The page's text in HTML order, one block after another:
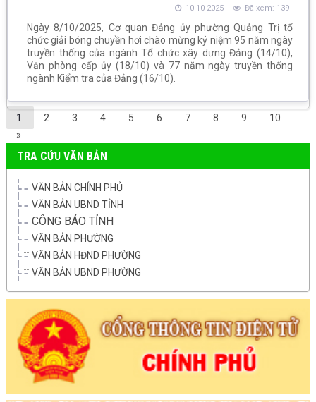
10-10-2025 Đã xem: 139
Ngày 8/10/2025, Cơ quan Đảng ủy phường Quảng Trị tổ
chức giải bóng chuyền hơi chào mừng kỷ niệm 95 năm ngày
truyền thống của ngành Tổ chức xây dưng Đảng (14/10),
Văn phòng cấp ủy (18/10) và 77 năm ngày truyền thống
ngành Kiểm tra của Đảng (16/10).
1 2 3 4 5 6 7 8 9
10
»
TRA CỨU VĂN BẢN
VĂN BẢN CHÍNH PHỦ
VĂN BẢN UBND TỈNH
CÔNG BÁO TỈNH
VĂN BẢN PHƯỜNG
VĂN BẢN HĐND PHƯỜNG
VĂN BẢN UBND PHƯỜNG